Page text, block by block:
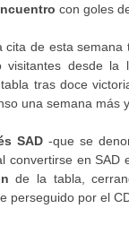
con goles
cita de esta semana
visitantes desde la
tras doce
una semana más
SAD-que se
convertirse en
de la tabla,
perseguido por el